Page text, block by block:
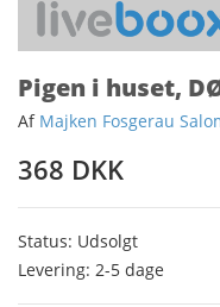
Pigen i huset,
Af Majken Fosgerau
368 DKK
Status: Udsolgt
Levering: 2-5 dage